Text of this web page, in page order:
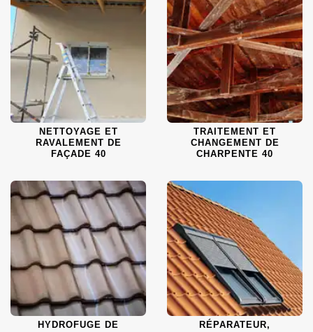
NETTOYAGE ET
RAVALEMENT DE
FAÇADE 40
TRAITEMENT ET
CHANGEMENT DE
CHARPENTE 40
HYDROFUGE DE
RÉPARATEUR,